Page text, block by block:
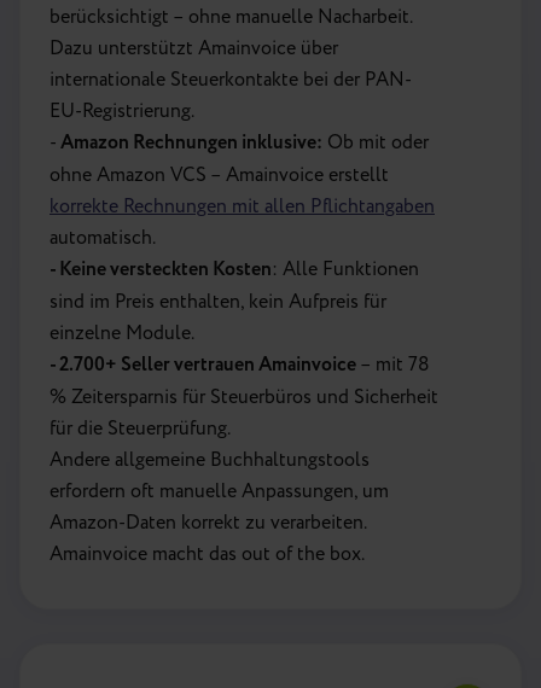
berücksichtigt – ohne manuelle Nacharbeit.
Dazu unterstützt Amainvoice über
internationale Steuerkontakte bei der PAN-
EU-Registrierung.
-Amazon Rechnungen inklusive: Ob mit oder
ohne Amazon VCS – Amainvoice erstellt
korrekte Rechnungen mit allen Pflichtangaben
automatisch.
-Keine versteckten Kosten: Alle Funktionen
sind im Preis enthalten, kein Aufpreis für
einzelne Module.
-2.700+ Seller vertrauen Amainvoice– mit 78
% Zeitersparnis für Steuerbüros und Sicherheit
für die Steuerprüfung.
Andere allgemeine Buchhaltungstools
erfordern oft manuelle Anpassungen, um
Amazon-Daten korrekt zu verarbeiten.
Amainvoice macht das out of the box.